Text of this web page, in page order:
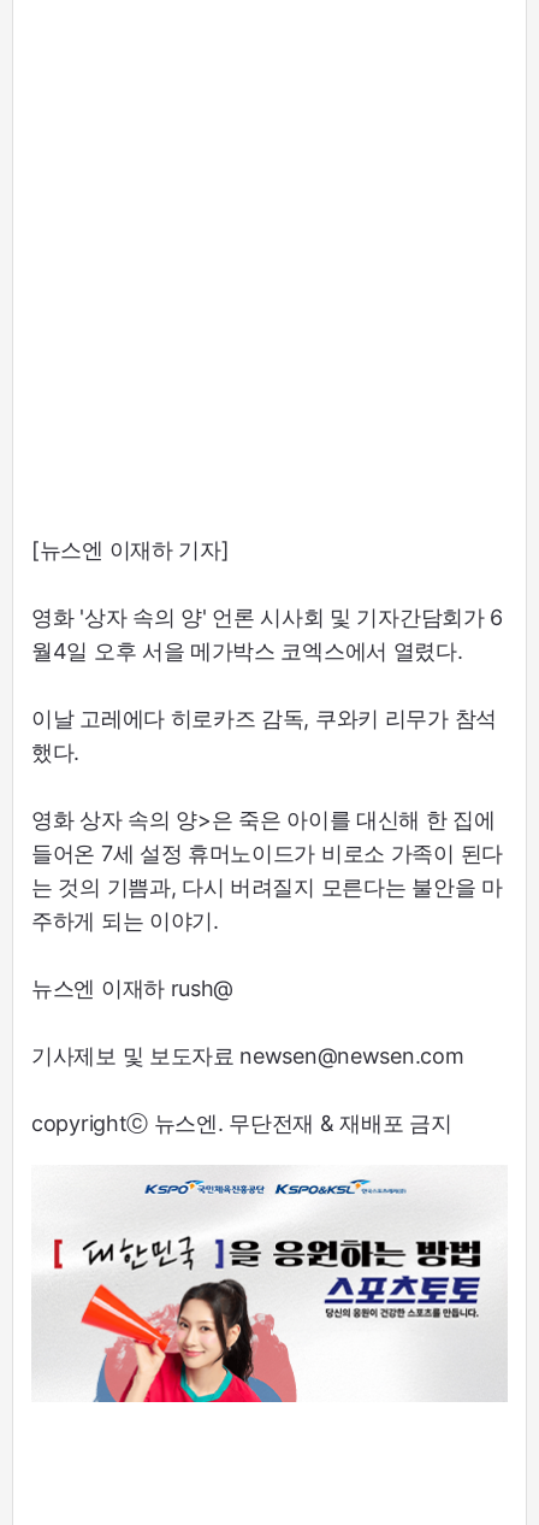
[뉴스엔 이재하 기자]
영화 '상자 속의 양' 언론 시사회 및 기자간담회가 6
월4일 오후 서을 메가박스 코엑스에서 열렸다.
이날 고레에다 히로카즈 감독, 쿠와키 리무가 참석
했다.
영화 상자 속의 양>은 죽은 아이를 대신해 한 집에
들어온 7세 설정 휴머노이드가 비로소 가족이 된다
는 것의 기쁨과, 다시 버려질지 모른다는 불안을 마
주하게 되는 이야기.
뉴스엔 이재하 rush@
기사제보 및 보도자료 newsen@newsen.com
copyrightⓒ 뉴스엔. 무단전재 & 재배포 금지